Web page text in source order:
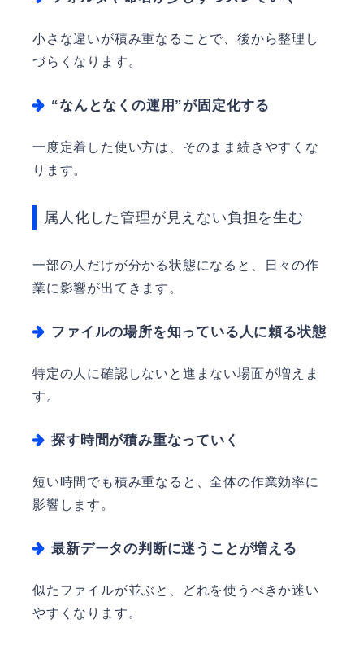
小さな違いが積み重なることで、後から整理し
づらくなります。
“なんとなくの運用”が固定化する
一度定着した使い方は、そのまま続きやすくな
ります。
属人化した管理が見えない負担を生む
一部の人だけが分かる状態になると、日々の作
業に影響が出てきます。
ファイルの場所を知っている人に頼る状態
特定の人に確認しないと進まない場面が増えま
す。
探す時間が積み重なっていく
短い時間でも積み重なると、全体の作業効率に
影響します。
最新データの判断に迷うことが増える
似たファイルが並ぶと、どれを使うべきか迷い
やすくなります。